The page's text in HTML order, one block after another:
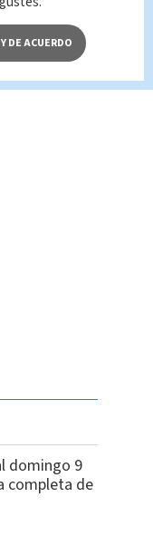
domingo 9
completa de
DE ACUERDO